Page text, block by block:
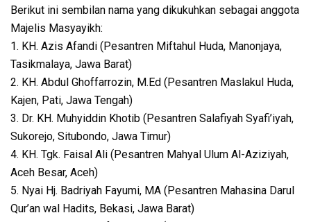
Berikut ini sembilan nama yang dikukuhkan sebagai anggota
Majelis Masyayikh:
1. KH. Azis Afandi (Pesantren Miftahul Huda, Manonjaya,
Tasikmalaya, Jawa Barat)
2. KH. Abdul Ghoffarrozin, M.Ed (Pesantren Maslakul Huda,
Kajen, Pati, Jawa Tengah)
3. Dr. KH. Muhyiddin Khotib (Pesantren Salafiyah Syafi’iyah,
Sukorejo, Situbondo, Jawa Timur)
4. KH. Tgk. Faisal Ali (Pesantren Mahyal Ulum Al-Aziziyah,
Aceh Besar, Aceh)
5. Nyai Hj. Badriyah Fayumi, MA (Pesantren Mahasina Darul
Qur’an wal Hadits, Bekasi, Jawa Barat)